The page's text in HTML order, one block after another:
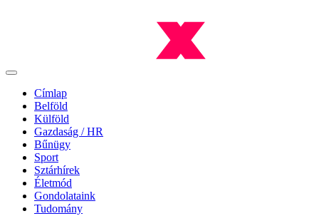
Címlap
Belföld
Külföld
Gazdaság / HR
Bűnügy
Sport
Sztárhírek
Életmód
Gondolataink
Tudomány